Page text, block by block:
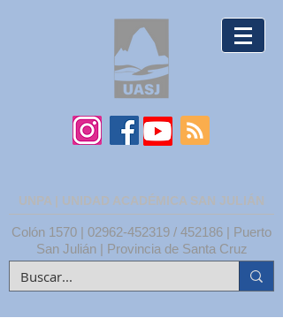
UNPA | UNIDAD ACADÉMICA SAN JULIÁN
Colón 1570 | 02962-452319 / 452186 | Puerto
San Julián | Provincia de Santa Cruz